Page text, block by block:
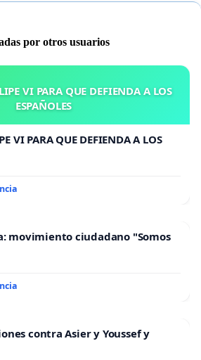
por otros usuarios
VI PARA QUE DEFIENDA A LOS
ESPAÑOLES
VI PARA QUE DEFIENDA A LOS
movimiento ciudadano "Somos
contra Asier y Youssef y